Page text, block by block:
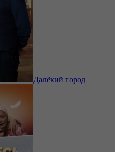
Далёкий город